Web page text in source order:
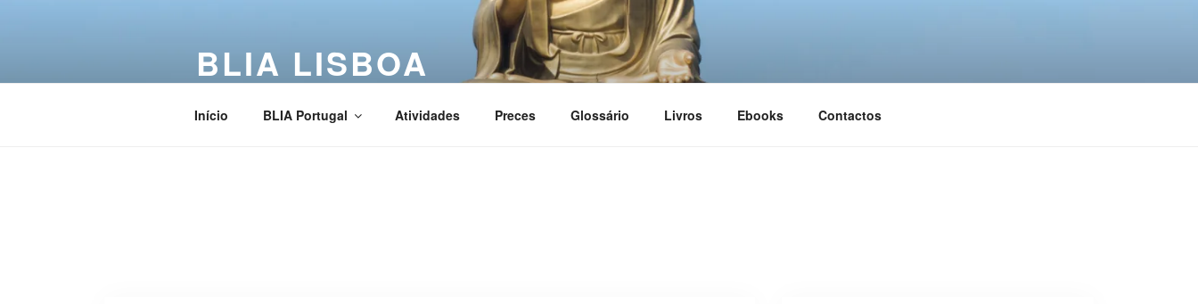
BLIA LISBOA
Início BLIA Portugal Atividades Preces Glossário Livros Ebooks Contactos